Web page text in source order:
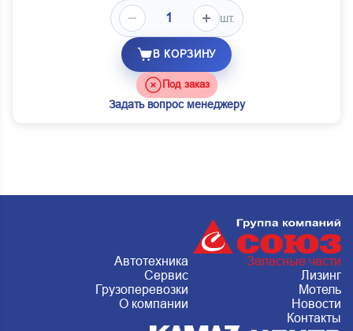
шт.
В КОРЗИНУ
Под заказ
Задать вопрос менеджеру
Автотехника
Запасные части
Сервис
Лизинг
Грузоперевозки
Мотель
О компании
Новости
Контакты